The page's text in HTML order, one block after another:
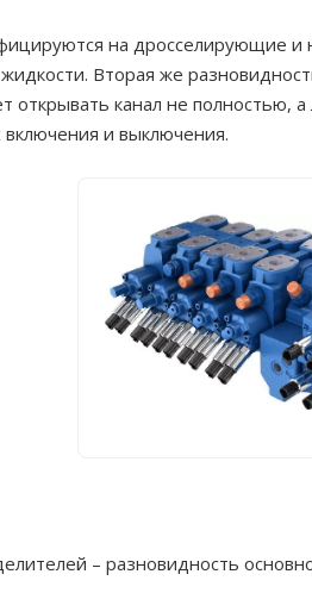
на дросселирующие
Вторая же
открывать канал не
и выключения.
– разновидность